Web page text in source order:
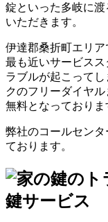
錠といった多岐に
いただきます。
伊達郡桑折町エリ
最も近いサービス
ラブルが起こって
クのフリーダイヤ
無料となっておりま
弊社のコールセン
ております。
鍵サービス